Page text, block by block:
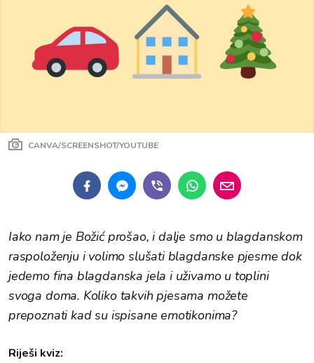
CANVA/SCREENSHOT/YOUTUBE
Iako nam je Božić prošao, i dalje smo u blagdanskom
raspoloženju i volimo slušati blagdanske pjesme dok
jedemo fina blagdanska jela i uživamo u toplini
svoga doma. Koliko takvih pjesama možete
prepoznati kad su ispisane emotikonima?
Riješi kviz: